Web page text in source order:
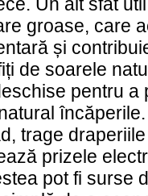
groase, care
și
de soarele
pentru a
trage
prizele
pot fi surse